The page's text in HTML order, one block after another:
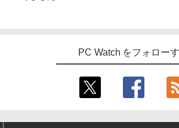
PC Watch をフォロー